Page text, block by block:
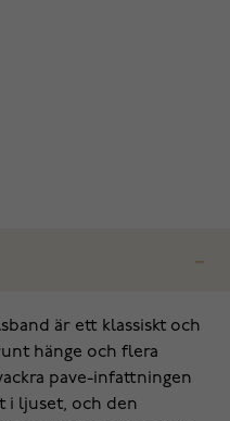
är ett klassiskt och
hänge och flera
pave-infattningen
i ljuset, och den